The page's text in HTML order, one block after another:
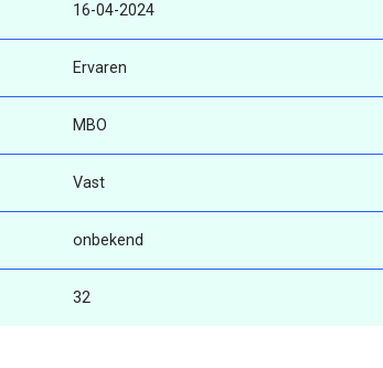
16-04-2024
Ervaren
MBO
Vast
onbekend
32